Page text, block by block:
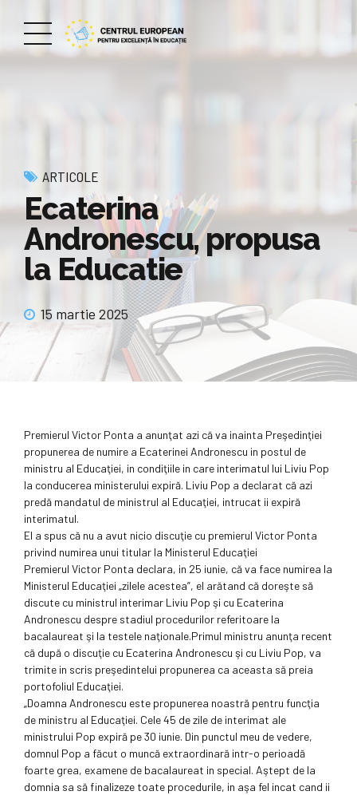
ARTICOLE
Ecaterina
Andronescu, propusa
la Educatie
15 martie 2025
Premierul Victor Ponta a anunţat azi că va inainta Preşedinţiei
propunerea de numire a Ecaterinei Andronescu in postul de
ministru al Educaţiei, in condiţiile in care interimatul lui Liviu Pop
la conducerea ministerului expiră. Liviu Pop a declarat că azi
predă mandatul de ministrul al Educaţiei, intrucat ii expiră
interimatul.
El a spus că nu a avut nicio discuţie cu premierul Victor Ponta
privind numirea unui titular la Ministerul Educaţiei
Premierul Victor Ponta declara, in 25 iunie, că va face numirea la
Ministerul Educaţiei „zilele acestea”, el arătand că doreşte să
discute cu ministrul interimar Liviu Pop şi cu Ecaterina
Andronescu despre stadiul procedurilor referitoare la
bacalaureat şi la testele naţionale.Primul ministru anunţa recent
că după o discuţie cu Ecaterina Andronescu şi cu Liviu Pop, va
trimite in scris preşedintelui propunerea ca aceasta să preia
portofoliul Educaţiei.
„Doamna Andronescu este propunerea noastră pentru funcţia
de ministru al Educaţiei. Cele 45 de zile de interimat ale
ministrului Pop expiră pe 30 iunie. Din punctul meu de vedere,
domnul Pop a făcut o muncă extraordinară intr-o perioadă
foarte grea, examene de bacalaureat in special. Aştept de la
domnia sa să finalizeze toate procedurile, in aşa fel incat cand ii